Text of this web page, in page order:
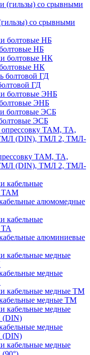
со срывными
НБ
НК
ГД
ЭНБ
ЭСБ
ТАМ, ТА,
(DIN), ТМЛ 2, ТМЛ-
алюмомедные
алюминиевые
медные
медные ТМ
медные
(DIN)